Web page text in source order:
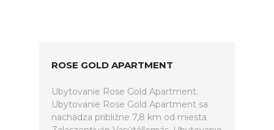
ROSE GOLD APARTMENT
Ubytovanie Rose Gold Apartment.
Ubytovanie Rose Gold Apartment sa
nachádza približne 7,8 km od miesta